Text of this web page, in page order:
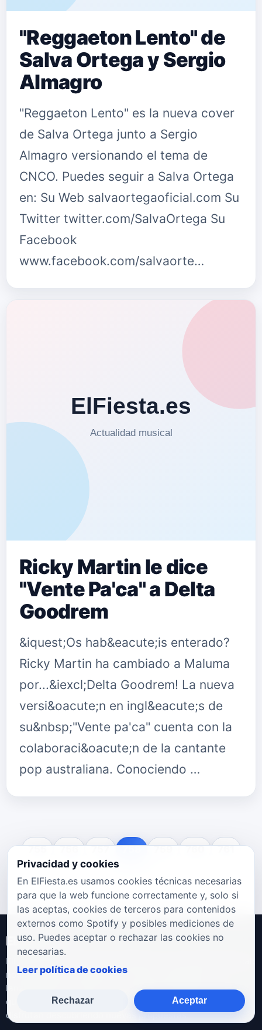
"Reggaeton Lento" de
Salva Ortega y Sergio
Almagro
"Reggaeton Lento" es la nueva cover
de Salva Ortega junto a Sergio
Almagro versionando el tema de
CNCO. Puedes seguir a Salva Ortega
en: Su Web salvaortegaoficial.com Su
Twitter twitter.com/SalvaOrtega Su
Facebook
www.facebook.com/salvaorte…
Ricky Martin le dice
"Vente Pa'ca" a Delta
Goodrem
&iquest;Os hab&eacute;is enterado?
Ricky Martin ha cambiado a Maluma
por...&iexcl;Delta Goodrem! La nueva
versi&oacute;n en ingl&eacute;s de
su&nbsp;"Vente pa'ca" cuenta con la
colaboraci&oacute;n de la cantante
pop australiana. Conociendo …
755 756 757 758 759 760 761
ElFiesta.es
ElFiesta.es es un espacio dedicado a la actualidad musical:
noticias, galas, entrevistas, artistas emergentes,
lanzamientos y eventos. Un punto de encuentro para
quienes viven la música desde dentro y para quienes
disfrutan descubriendo nuevas propuestas.
Privacidad y cookies
En ElFiesta.es usamos cookies técnicas necesarias
para que la web funcione correctamente y, solo si
las aceptas, cookies de terceros para contenidos
externos como Spotify y posibles mediciones de
uso. Puedes aceptar o rechazar las cookies no
necesarias.
Leer política de cookies
Rechazar Aceptar